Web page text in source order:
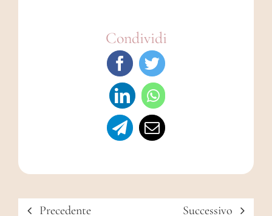
Condividi
Precedente Successivo